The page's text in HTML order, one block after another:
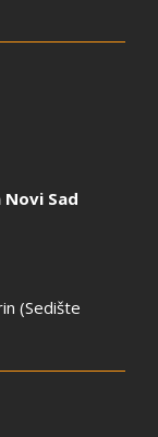
Sad
(Sedište